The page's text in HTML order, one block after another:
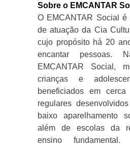
Sobre o EMCANTAR
O EMCANTAR Social é
de atuação da Cia
cujo propósito há 20
encantar pessoas.
EMCANTAR Social,
crianças e
beneficiados em
regulares
baixo aparelhamento
além de escolas da
ensino